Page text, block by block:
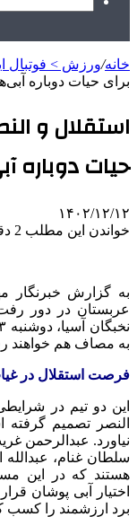
خانه/ورزش > فوتبال
برای حیات دوباره
استقلال و
حیات دوباره
۱۴۰۲/۱۲/۱۲
خواندن این مطلب 2 دقیقه زمان میبرد
به گزارش خبرنگار
عربستان در دور
به مصاف هم خواهند
فرصت استقلال در
این دو تیم در
النصر تصمیم گرفته
نیاورد. عبدالرحمن
سلطان غنام، عبدالله
هستند که در این
اختیار آبی پوشان
برد ارزشمند را کسب